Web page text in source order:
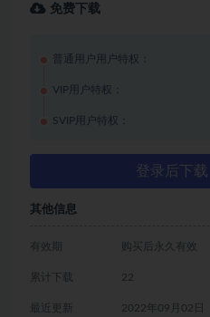
免费下载
普通用户用户特权：
VIP用户特权：
SVIP用户特权：
登录后下载
其他信息
有效期 购买后永久有效
累计下载 22
最近更新 2022年09月02日